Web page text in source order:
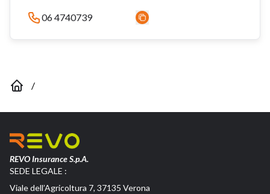
06 4740739
/
REVO Insurance S.p.A.
SEDE LEGALE :
Viale dell’Agricoltura 7, 37135 Verona